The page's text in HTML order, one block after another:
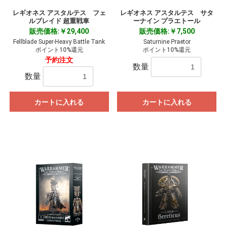
レギオネス アスタルテス フェ
ルブレイド 超重戦車
販売価格:￥29,400
Fellblade Super-Heavy Battle Tank
ポイント10%還元
予約注文
数量
カートに入れる
レギオネス アスタルテス サタ
ーナイン プラエトール
販売価格:￥7,500
Saturnine Praetor
ポイント10%還元
数量
カートに入れる